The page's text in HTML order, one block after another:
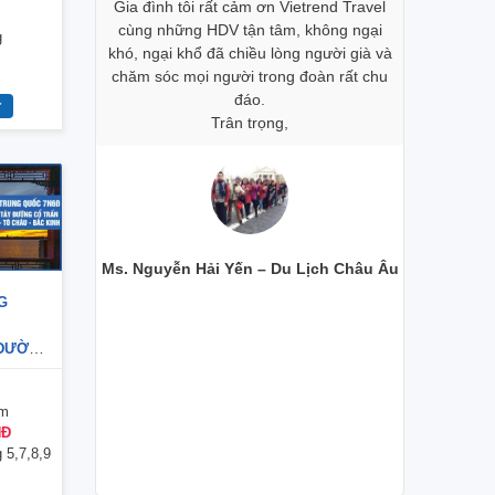
PHỔ
5,7,8,9
đoàn
tâm, dù
đăng ký
lại nhận
giá về
vào kiến
Hoàng
được
những
công ty
Nhật Bản
Gia đình tôi rất cảm ơn Vietrend Travel
cùng những HDV tận tâm, không ngại
khó, ngại khổ đã chiều lòng người già và
chăm sóc mọi người trong đoàn rất chu
đáo.
Trân trọng,
Ms. Nguyễn Hải Yến – Du Lịch Châu Âu